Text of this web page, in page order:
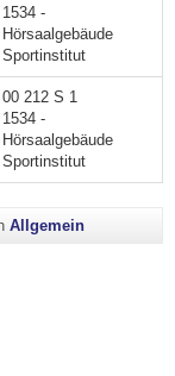
1534 -
Hörsaalgebäude
Sportinstitut
00 212 S 1
1534 -
Hörsaalgebäude
Sportinstitut
Allgemein